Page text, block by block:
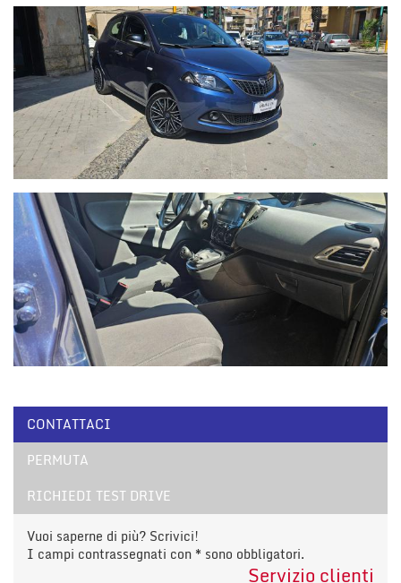
CONTATTACI
PERMUTA
RICHIEDI TEST DRIVE
Vuoi saperne di più? Scrivici!
I campi contrassegnati con * sono obbligatori.
Servizio clienti